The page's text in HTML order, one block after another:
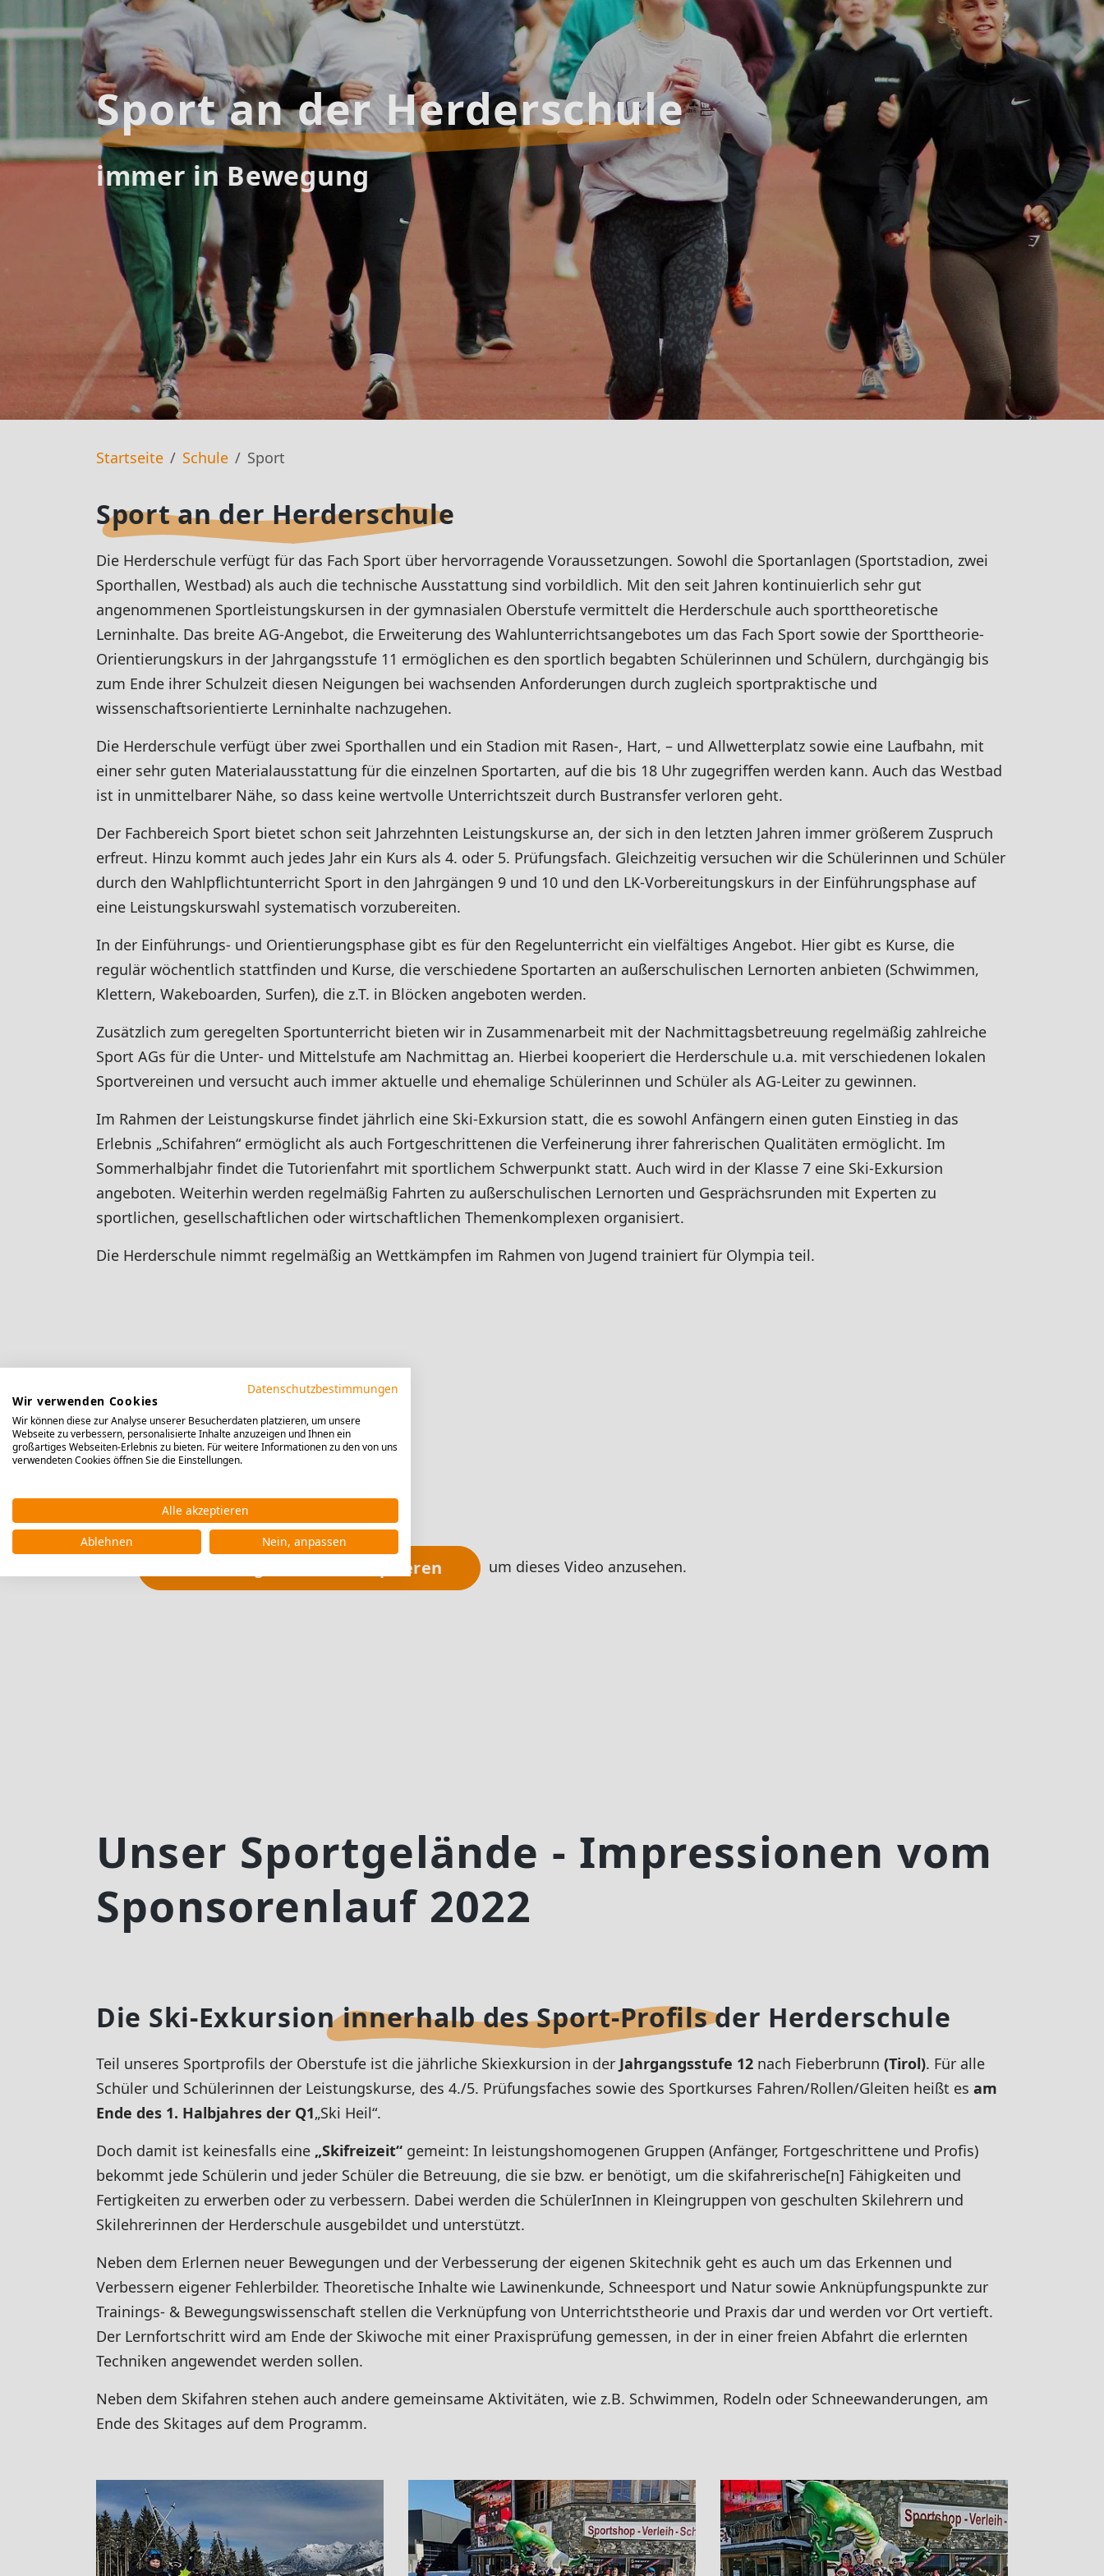
Sport an der Herderschule
immer in Bewegung
Startseite Schule Sport
Sport an der Herderschule
Die Herderschule verfügt für das Fach Sport über hervorragende Voraussetzungen. Sowohl die Sportanlagen (Sportstadion, zwei
Sporthallen, Westbad) als auch die technische Ausstattung sind vorbildlich. Mit den seit Jahren kontinuierlich sehr gut
angenommenen Sportleistungskursen in der gymnasialen Oberstufe vermittelt die Herderschule auch sporttheoretische
Lerninhalte. Das breite AG-Angebot, die Erweiterung des Wahlunterrichtsangebotes um das Fach Sport sowie der Sporttheorie-
Orientierungskurs in der Jahrgangsstufe 11 ermöglichen es den sportlich begabten Schülerinnen und Schülern, durchgängig bis
zum Ende ihrer Schulzeit diesen Neigungen bei wachsenden Anforderungen durch zugleich sportpraktische und
wissenschaftsorientierte Lerninhalte nachzugehen.
Die Herderschule verfügt über zwei Sporthallen und ein Stadion mit Rasen-, Hart, – und Allwetterplatz sowie eine Laufbahn, mit
einer sehr guten Materialausstattung für die einzelnen Sportarten, auf die bis 18 Uhr zugegriffen werden kann. Auch das Westbad
ist in unmittelbarer Nähe, so dass keine wertvolle Unterrichtszeit durch Bustransfer verloren geht.
Der Fachbereich Sport bietet schon seit Jahrzehnten Leistungskurse an, der sich in den letzten Jahren immer größerem Zuspruch
erfreut. Hinzu kommt auch jedes Jahr ein Kurs als 4. oder 5. Prüfungsfach. Gleichzeitig versuchen wir die Schülerinnen und Schüler
durch den Wahlpflichtunterricht Sport in den Jahrgängen 9 und 10 und den LK-Vorbereitungskurs in der Einführungsphase auf
eine Leistungskurswahl systematisch vorzubereiten.
In der Einführungs- und Orientierungsphase gibt es für den Regelunterricht ein vielfältiges Angebot. Hier gibt es Kurse, die
regulär wöchentlich stattfinden und Kurse, die verschiedene Sportarten an außerschulischen Lernorten anbieten (Schwimmen,
Klettern, Wakeboarden, Surfen), die z.T. in Blöcken angeboten werden.
Zusätzlich zum geregelten Sportunterricht bieten wir in Zusammenarbeit mit der Nachmittagsbetreuung regelmäßig zahlreiche
Sport AGs für die Unter- und Mittelstufe am Nachmittag an. Hierbei kooperiert die Herderschule u.a. mit verschiedenen lokalen
Sportvereinen und versucht auch immer aktuelle und ehemalige Schülerinnen und Schüler als AG-Leiter zu gewinnen.
Im Rahmen der Leistungskurse findet jährlich eine Ski-Exkursion statt, die es sowohl Anfängern einen guten Einstieg in das
Erlebnis „Schifahren“ ermöglicht als auch Fortgeschrittenen die Verfeinerung ihrer fahrerischen Qualitäten ermöglicht. Im
Sommerhalbjahr findet die Tutorienfahrt mit sportlichem Schwerpunkt statt. Auch wird in der Klasse 7 eine Ski-Exkursion
angeboten. Weiterhin werden regelmäßig Fahrten zu außerschulischen Lernorten und Gesprächsrunden mit Experten zu
sportlichen, gesellschaftlichen oder wirtschaftlichen Themenkomplexen organisiert.
Die Herderschule nimmt regelmäßig an Wettkämpfen im Rahmen von Jugend trainiert für Olympia teil.
Marketing-Cookies akzeptieren um dieses Video anzusehen.
Unser Sportgelände - Impressionen vom
Sponsorenlauf 2022
Die Ski-Exkursion innerhalb des Sport-Profils der Herderschule
Teil unseres Sportprofils der Oberstufe ist die jährliche Skiexkursion in der Jahrgangsstufe 12 nach Fieberbrunn (Tirol). Für alle
Schüler und Schülerinnen der Leistungskurse, des 4./5. Prüfungsfaches sowie des Sportkurses Fahren/Rollen/Gleiten heißt es am
Ende des 1. Halbjahres der Q1„Ski Heil“.
Doch damit ist keinesfalls eine „Skifreizeit“ gemeint: In leistungshomogenen Gruppen (Anfänger, Fortgeschrittene und Profis)
bekommt jede Schülerin und jeder Schüler die Betreuung, die sie bzw. er benötigt, um die skifahrerische[n] Fähigkeiten und
Fertigkeiten zu erwerben oder zu verbessern. Dabei werden die SchülerInnen in Kleingruppen von geschulten Skilehrern und
Skilehrerinnen der Herderschule ausgebildet und unterstützt.
Neben dem Erlernen neuer Bewegungen und der Verbesserung der eigenen Skitechnik geht es auch um das Erkennen und
Verbessern eigener Fehlerbilder. Theoretische Inhalte wie Lawinenkunde, Schneesport und Natur sowie Anknüpfungspunkte zur
Trainings- & Bewegungswissenschaft stellen die Verknüpfung von Unterrichtstheorie und Praxis dar und werden vor Ort vertieft.
Der Lernfortschritt wird am Ende der Skiwoche mit einer Praxisprüfung gemessen, in der in einer freien Abfahrt die erlernten
Techniken angewendet werden sollen.
Neben dem Skifahren stehen auch andere gemeinsame Aktivitäten, wie z.B. Schwimmen, Rodeln oder Schneewanderungen, am
Ende des Skitages auf dem Programm.
Datenschutzbestimmungen
Wir verwenden Cookies
Wir können diese zur Analyse unserer Besucherdaten platzieren, um unsere
Webseite zu verbessern, personalisierte Inhalte anzuzeigen und Ihnen ein
großartiges Webseiten-Erlebnis zu bieten. Für weitere Informationen zu den von uns
verwendeten Cookies öffnen Sie die Einstellungen.
Alle akzeptieren
Ablehnen
Nein, anpassen